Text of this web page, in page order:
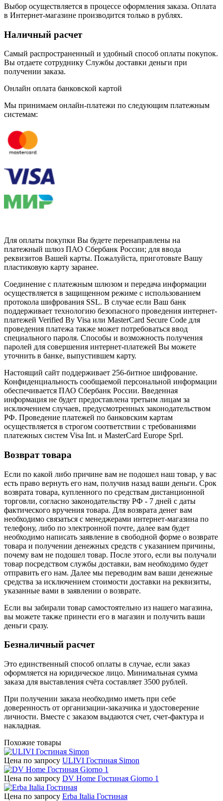
Выбор осуществляется в процессе оформления заказа. Оплата
в Интернет-магазине производится только в рублях.
Наличный расчет
Самый распространенный и удобный способ оплаты покупок.
Вы отдаете сотруднику Службы доставки деньги при
получении заказа.
Онлайн оплата банковской картой
Мы принимаем онлайн-платежи по cледующим платежным
системам:
Для оплаты покупки Вы будете перенаправлены на
платежный шлюз ПАО Сбербанк России; для ввода
реквизитов Вашей карты. Пожалуйста, приготовьте Вашу
пластиковую карту заранее.
Соединение с платежным шлюзом и передача информации
осуществляется в защищенном режиме с использованием
протокола шифрования SSL. В случае если Ваш банк
поддерживает технологию безопасного проведения интернет-
платежей Verified By Visa или MasterCard Secure Code для
проведения платежа также может потребоваться ввод
специального пароля. Способы и возможность получения
паролей для совершения интернет-платежей Вы можете
уточнить в банке, выпустившем карту.
Настоящий сайт поддерживает 256-битное шифрование.
Конфиденциальность сообщаемой персональной информации
обеспечивается ПАО Сбербанк России. Введенная
информация не будет предоставлена третьим лицам за
исключением случаев, предусмотренных законодательством
РФ. Проведение платежей по банковским картам
осуществляется в строгом соответствии с требованиями
платежных систем Visa Int. и MasterCard Europe Sprl.
Возврат товара
Если по какой либо причине вам не подошел наш товар, у вас
есть право вернуть его нам, получив назад ваши деньги. Срок
возврата товара, купленного по средствам дистанционной
торговли, согласно законодательству РФ - 7 дней с даты
фактического вручения товара. Для возврата денег вам
необходимо связаться с менеджерами интернет-магазина по
телефону, либо по электронной почте, далее вам будет
необходимо написать заявление в свободной форме о возврате
товара и получении денежных средств с указанием причины,
почему вам не подошел товар. После этого, если вы получали
товар посредством службы доставки, вам необходимо будет
отправить его нам. Далее мы переводим вам ваши денежные
средства за исключением стоимости доставки на реквизиты,
указанные вами в заявлении о возврате.
Если вы забирали товар самостоятельно из нашего магазина,
вы можете также принести его в магазин и получить ваши
деньги сразу.
Безналичный расчет
Это единственный способ оплаты в случае, если заказ
оформляется на юридическое лицо. Минимальная сумма
заказа для выставления счёта составляет 3500 рублей.
При получении заказа необходимо иметь при себе
доверенность от организации-заказчика и удостоверение
личности. Вместе с заказом выдаются счет, счет-фактура и
накладная.
Похожие товары
Цена по запросу ULIVI Гостиная Simon
Цена по запросу DV Home Гостиная Giorno 1
Цена по запросу Erba Italia Гостиная